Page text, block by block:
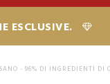
ESCLUSIVE.
- 96% DI INGREDIENTI DI